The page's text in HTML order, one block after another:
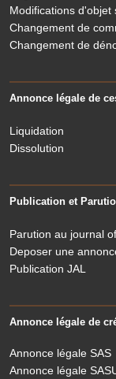
Modifications d'objet
Changement de
Changement de
Annonce légale de
Liquidation
Dissolution
Publication et
Parution au journal
Deposer une
Publication JAL
Annonce légale de
Annonce légale SAS
Annonce légale